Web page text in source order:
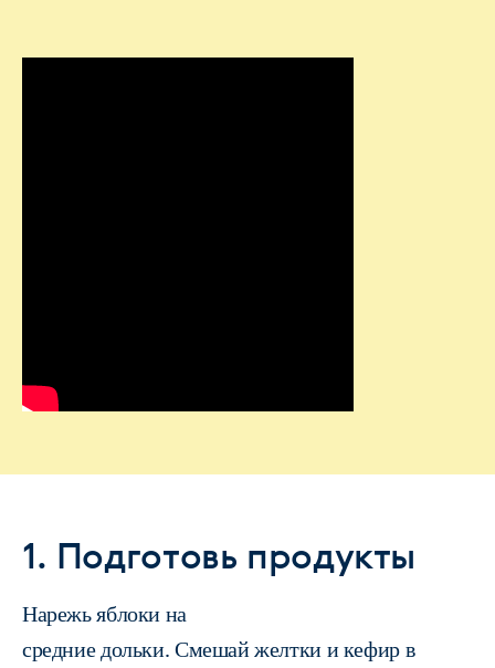
1. Подготовь продукты
Нарежь яблоки на
средние дольки. Смешай желтки и кефир в